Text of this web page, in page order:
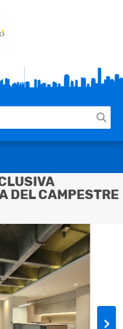
DEL CAMPESTRE